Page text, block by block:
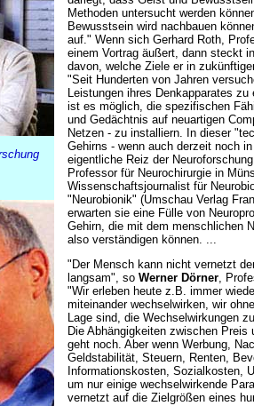
Methoden untersucht werden
Bewusstsein wird nachbauen
auf." Wenn sich Gerhard Roth,
einem Vortrag äußert, dann steckt
davon, welche Ziele er in
"Seit Hunderten von Jahren
Leistungen ihres Denkapparates
ist es möglich, die spezifischen
und Gedächtnis auf neuartigen
Netzen - zu installiern. In dieser
Gehirns - wenn auch derzeit noch
eigentliche Reiz der
Professor für Neurochirurgie in
Wissenschaftsjournalist für
"Neurobionik" (Umschau Verlag
erwarten sie eine Fülle von
Gehirn, die mit dem menschlichen
also verständigen können. ...
"Der Mensch kann nicht vernetzt
langsam", so Werner Dörner,
"Wir erleben heute z.B. immer
miteinander wechselwirken, wir
Lage sind, die Wechselwirkungen
Die Abhängigkeiten zwischen
geht noch. Aber wenn Werbung,
Geldstabilität, Steuern, Renten,
Informationskosten, Sozialkosten,
um nur einige wechselwirkende
vernetzt auf die Zielgrößen eines